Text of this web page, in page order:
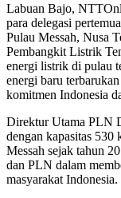
Labuan Bajo,
para delegasi
Pulau Messah, Nusa
Pembangkit Listrik
energi listrik di pulau
energi baru
komitmen Indonesia
Direktur Utama PLN
dengan kapasitas
Messah sejak tahun
dan PLN dalam
masyarakat Indonesia.